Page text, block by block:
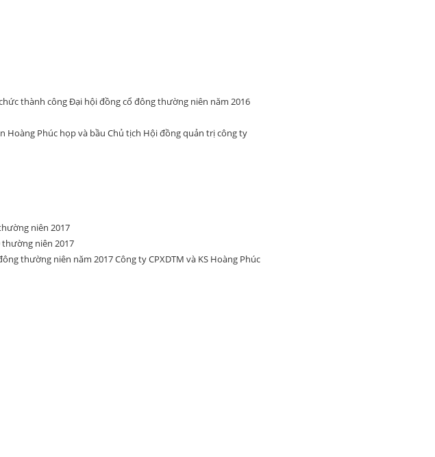
thành công Đại hội đồng cổ đông thường niên năm 2016
Hoàng Phúc họp và bầu Chủ tịch Hội đồng quản trị công ty
niên 2017
niên 2017
thường niên năm 2017 Công ty CPXDTM và KS Hoàng Phúc